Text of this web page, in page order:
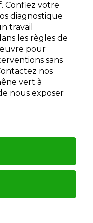
Confiez votre
diagnostique
travail
les règles de
pour
sans
nos
vert à
nous exposer